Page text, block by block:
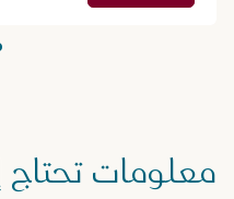
معلومات